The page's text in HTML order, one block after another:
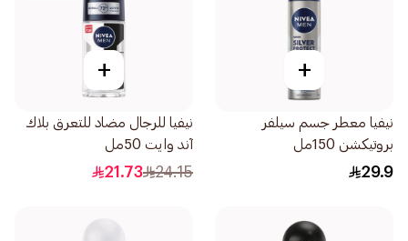
+
نيفيا معطر جسم سيلفر
بروتيكشن 150مل
29.9
+
نيفيا للرجال مضاد للتعرق بلاك
آند وايت 50مل
24.15
21.73